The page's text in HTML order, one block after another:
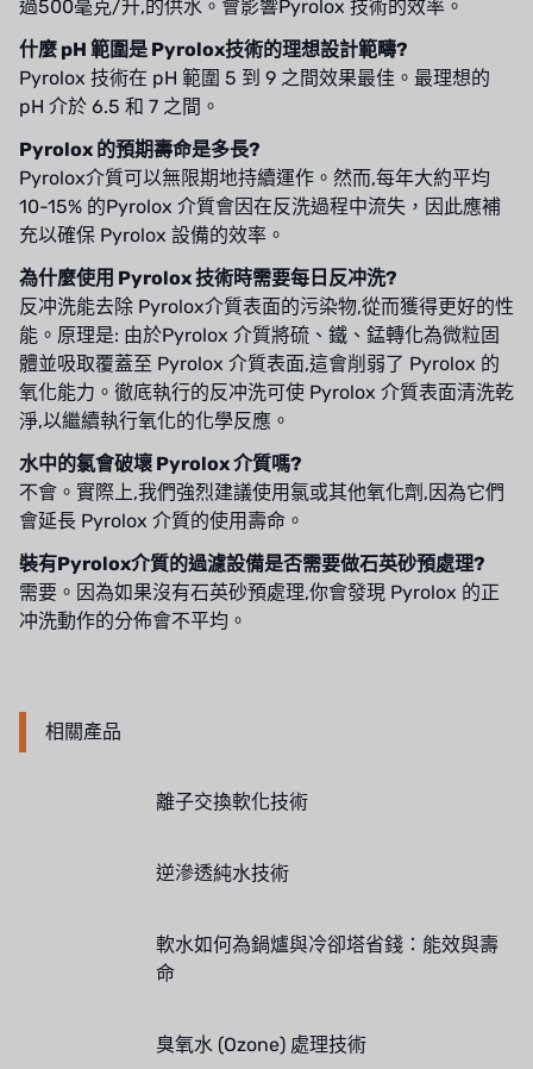
過500毫克/升,的供水。會影響Pyrolox 技術的效率。
什麼 pH 範圍是 Pyrolox技術的理想設計範疇?
Pyrolox 技術在 pH 範圍 5 到 9 之間效果最佳。最理想的
pH 介於 6.5 和 7 之間。
Pyrolox 的預期壽命是多長?
Pyrolox介質可以無限期地持續運作。然而,每年大約平均
10-15% 的Pyrolox 介質會因在反洗過程中流失，因此應補
充以確保 Pyrolox 設備的效率。
為什麼使用 Pyrolox 技術時需要每日反冲洗?
反冲洗能去除 Pyrolox介質表面的污染物,從而獲得更好的性
能。原理是: 由於Pyrolox 介質將硫、鐵、錳轉化為微粒固
體並吸取覆蓋至 Pyrolox 介質表面,這會削弱了 Pyrolox 的
氧化能力。徹底執行的反冲洗可使 Pyrolox 介質表面清洗乾
淨,以繼續執行氧化的化學反應。
水中的氯會破壞 Pyrolox 介質嗎?
不會。實際上,我們強烈建議使用氯或其他氧化劑,因為它們
會延長 Pyrolox 介質的使用壽命。
裝有Pyrolox介質的過濾設備是否需要做石英砂預處理?
需要。因為如果沒有石英砂預處理,你會發現 Pyrolox 的正
冲洗動作的分佈會不平均。
相關產品
離子交換軟化技術
逆滲透純水技術
軟水如何為鍋爐與冷卻塔省錢：能效與壽
命
臭氧水 (Ozone) 處理技術